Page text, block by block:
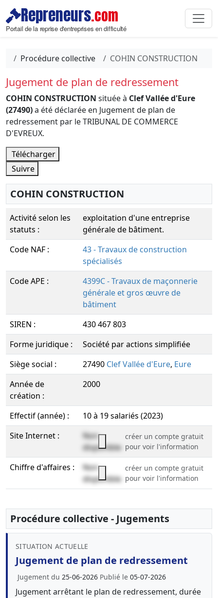
Repreneurs.com
Portail de la reprise d'entreprises en difficulté
Procédure collective COHIN CONSTRUCTION
Jugement de plan de redressement
COHIN CONSTRUCTION située à Clef Vallée d'Eure
(27490)a été déclarée en Jugement de plan de
redressement par le TRIBUNAL DE COMMERCE
D'EVREUX.
Télécharger
Suivre
COHIN CONSTRUCTION
Activité selon les
statuts :
exploitation d'une entreprise
générale de bâtiment.
Code NAF :
43 - Travaux de construction
spécialisés
Code APE :
4399C - Travaux de maçonnerie
générale et gros œuvre de
bâtiment
SIREN :
430 467 803
Forme juridique :
Société par actions simplifiée
Siège social :
27490 Clef Vallée d'Eure, Eure
Année de
création :
2000
Effectif (année) :
10 à 19 salariés (2023)
Site Internet :
Non
disponible
créer un compte gratuit
pour voir l'information
Chiffre d'affaires :
Non
disponible
créer un compte gratuit
pour voir l'information
Procédure collective - Jugements
SITUATION ACTUELLE
Jugement de plan de redressement
Jugement du 25-06-2026 Publié le 05-07-2026
Jugement arrêtant le plan de redressement, durée